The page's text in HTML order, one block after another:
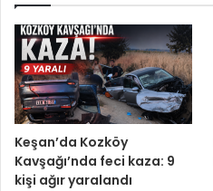
Keşan’da Kozköy
Kavşağı’nda feci kaza: 9
kişi ağır yaralandı